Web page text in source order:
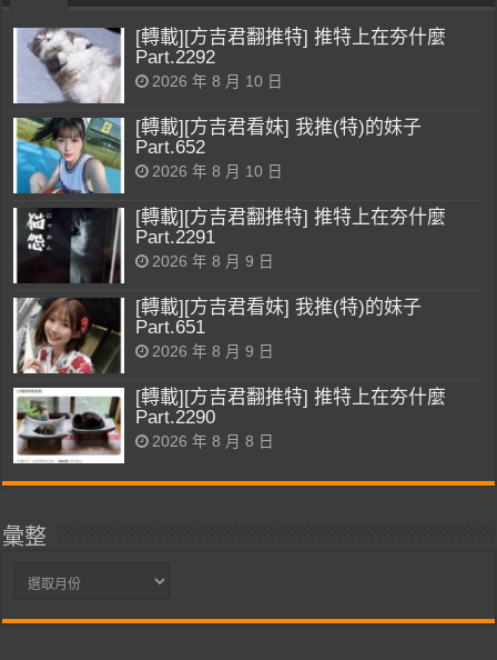
[轉載][方吉君翻推特] 推特上在夯什麼
Part.2292
2026 年 8 月 10 日
[轉載][方吉君看妹] 我推(特)的妹子
Part.652
2026 年 8 月 10 日
[轉載][方吉君翻推特] 推特上在夯什麼
Part.2291
2026 年 8 月 9 日
[轉載][方吉君看妹] 我推(特)的妹子
Part.651
2026 年 8 月 9 日
[轉載][方吉君翻推特] 推特上在夯什麼
Part.2290
2026 年 8 月 8 日
彙整
彙